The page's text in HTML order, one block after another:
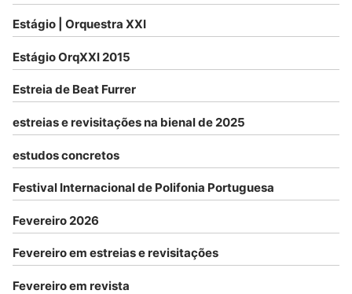
Estágio | Orquestra XXI
Estágio OrqXXI 2015
Estreia de Beat Furrer
estreias e revisitações na bienal de 2025
estudos concretos
Festival Internacional de Polifonia Portuguesa
Fevereiro 2026
Fevereiro em estreias e revisitações
Fevereiro em revista